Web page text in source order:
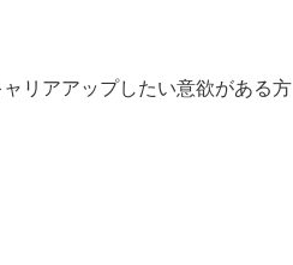
リアアップしたい意欲がある方